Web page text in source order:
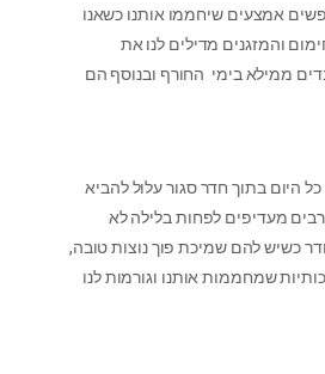
אמצעים שיחממו אותנו כשאנו
והמזגנים מדילים לנו את
ממילא בימי החורף ובנוסף הם
היום בתוך חדר סגור עלול להביא
מעדיפים לפחות בלילה לא
כשיש להם שמיכת פוך נוצות טובה,
שמחממות אותנו וגורמות לנו